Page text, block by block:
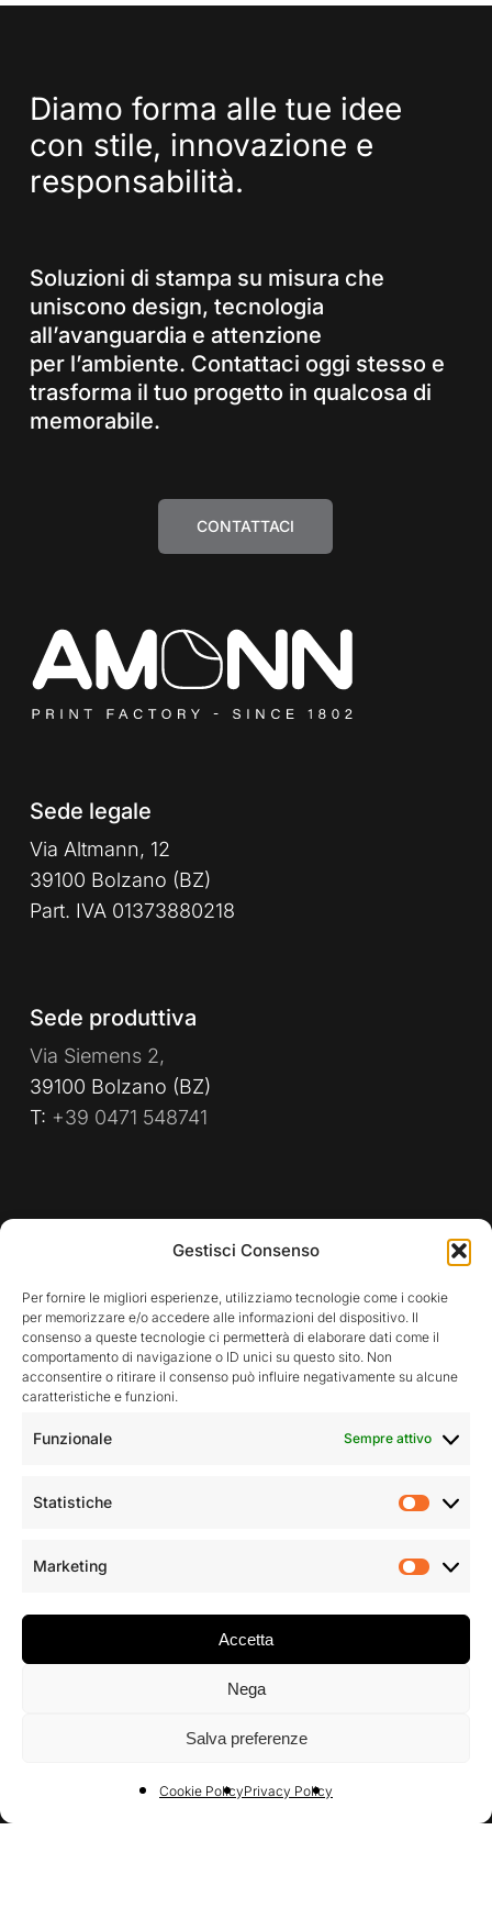
Gestisci Consenso
Per fornire le migliori esperienze, utilizziamo tecnologie come i cookie
per memorizzare e/o accedere alle informazioni del dispositivo. Il
consenso a queste tecnologie ci permetterà di elaborare dati come il
comportamento di navigazione o ID unici su questo sito. Non
acconsentire o ritirare il consenso può influire negativamente su alcune
caratteristiche e funzioni.
Funzionale Sempre attivo
Statistiche
Marketing
Accetta
Nega
Salva preferenze
Cookie PolicyPrivacy Policy
Diamo forma alle tue idee
con stile, innovazione e
responsabilità.
Soluzioni di stampa su misura che
uniscono design, tecnologia
all’avanguardia e attenzione
per l’ambiente. Contattaci oggi stesso e
trasforma il tuo progetto in qualcosa di
memorabile.
CONTATTACI
Sede legale
Via Altmann, 12
39100 Bolzano (BZ)
Part. IVA 01373880218
Sede produttiva
Via Siemens 2,
39100 Bolzano (BZ)
T: +39 0471 548741
PRIVACY POLICY
WHISTLEBLOWING
Rimani aggiornato sulle nostre attività